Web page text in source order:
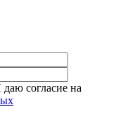
согласие на